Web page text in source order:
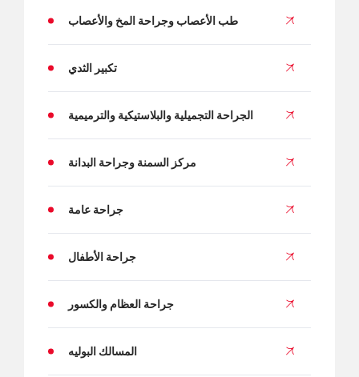
طب الأعصاب وجراحة المخ والأعصاب
تكبير الثدي
الجراحة التجميلية والبلاستيكية والترميمية
مركز السمنة وجراحة البدانة
جراحة عامة
جراحة الأطفال
جراحة العظام والكسور
المسالك البوليه